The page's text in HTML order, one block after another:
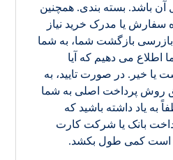
آن باشد. بسته بندی. همچنین
سفارش یا مدرک خرید نیاز
بازرسی بازگشت شما، به شما
اطلاع می دهیم که آیا
یا خیر. در صورت تایید، به
روش پرداخت اصلی به شما
به یاد داشته باشید که
بانک یا شرکت کارت
است کمی طول بکشد.